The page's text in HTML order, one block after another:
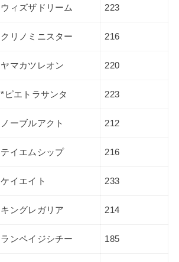
ウィズザドリーム 223
クリノミニスター 216
ヤマカツレオン 220
*ピエトラサンタ 223
ノーブルアクト 212
テイエムシップ 216
ケイエイト 233
キングレガリア 214
ランペイジシチー 185